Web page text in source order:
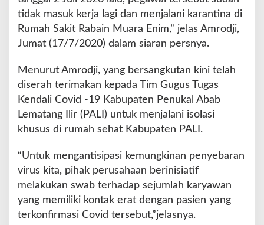
tidak masuk kerja lagi dan menjalani karantina di
Rumah Sakit Rabain Muara Enim,” jelas Amrodji,
Jumat (17/7/2020) dalam siaran persnya.
Menurut Amrodji, yang bersangkutan kini telah
diserah terimakan kepada Tim Gugus Tugas
Kendali Covid -19 Kabupaten Penukal Abab
Lematang Ilir (PALI) untuk menjalani isolasi
khusus di rumah sehat Kabupaten PALI.
“Untuk mengantisipasi kemungkinan penyebaran
virus kita, pihak perusahaan berinisiatif
melakukan swab terhadap sejumlah karyawan
yang memiliki kontak erat dengan pasien yang
terkonfirmasi Covid tersebut,”jelasnya.